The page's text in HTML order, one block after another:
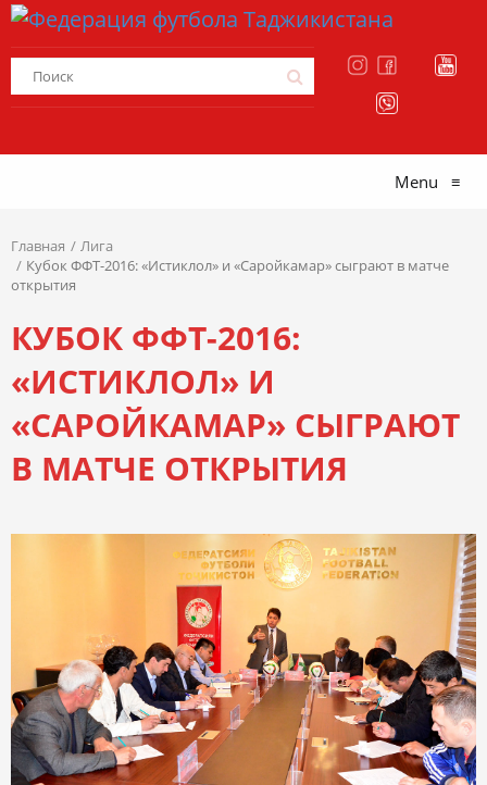
Menu ≡
Главная
Лига
Кубок ФФТ-2016: «Истиклол» и «Саройкамар» сыграют в матче
открытия
КУБОК ФФТ-2016:
«ИСТИКЛОЛ» И
«САРОЙКАМАР» СЫГРАЮТ
В МАТЧЕ ОТКРЫТИЯ